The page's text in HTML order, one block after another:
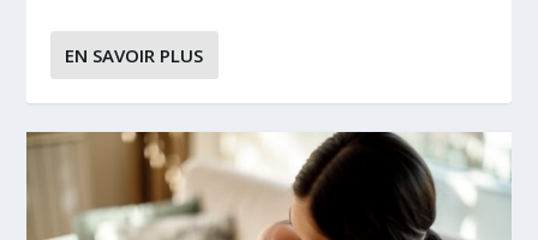
EN SAVOIR PLUS